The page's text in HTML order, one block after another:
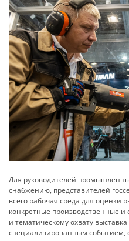
Для руководителей
снабжению, представителей
всего рабочая среда для
конкретные производственные
и тематическому охвату
специализированным событием,